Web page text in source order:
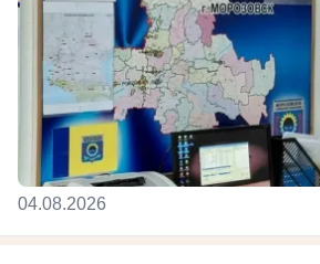
04.08.2026